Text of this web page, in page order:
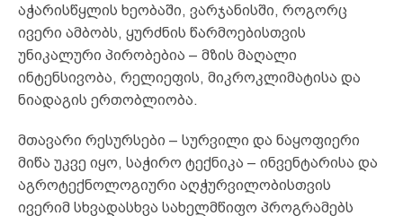
აჭარისწყლის ხეობაში, ვარჯანისში, როგორც
ივერი ამბობს, ყურძნის წარმოებისთვის
უნიკალური პირობებია – მზის მაღალი
ინტენსივობა, რელიეფის, მიკროკლიმატისა და
ნიადაგის ერთობლიობა.
მთავარი რესურსები – სურვილი და ნაყოფიერი
მიწა უკვე იყო, საჭირო ტექნიკა – ინვენტარისა და
აგროტექნოლოგიური აღჭურვილობისთვის
ივერიმ სხვადასხვა სახელმწიფო პროგრამებს